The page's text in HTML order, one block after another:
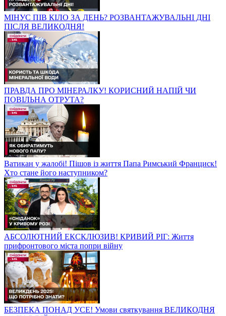
МІНУС ПІВ КІЛО ЗА ДЕНЬ? РОЗВАНТАЖУВАЛЬНІ ДНІ
ПІСЛЯ ВЕЛИКОДНЯ!
ПРАВДА ПРО МІНЕРАЛКУ! КОРИСНИЙ НАПІЙ ЧИ
ПОВІЛЬНА ОТРУТА?
Ватикан у жалобі! Пішов із життя Папа Римський Франциск!
Хто стане його наступником?
АБСОЛЮТНИЙ ЕКСКЛЮЗИВ! КРИВИЙ РІГ: Життя
прифронтового міста попри війну
БЕЗПЕКА ПОНАД УСЕ! Умови святкування ВЕЛИКОДНЯ